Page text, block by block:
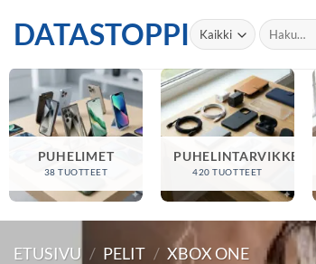
DATASTOPPI Etsi:
PUHELIMET
38 TUOTTEET
PUHELINTARVIKKEET
420 TUOTTEET
ETUSIVU / PELIT / XBOX ONE